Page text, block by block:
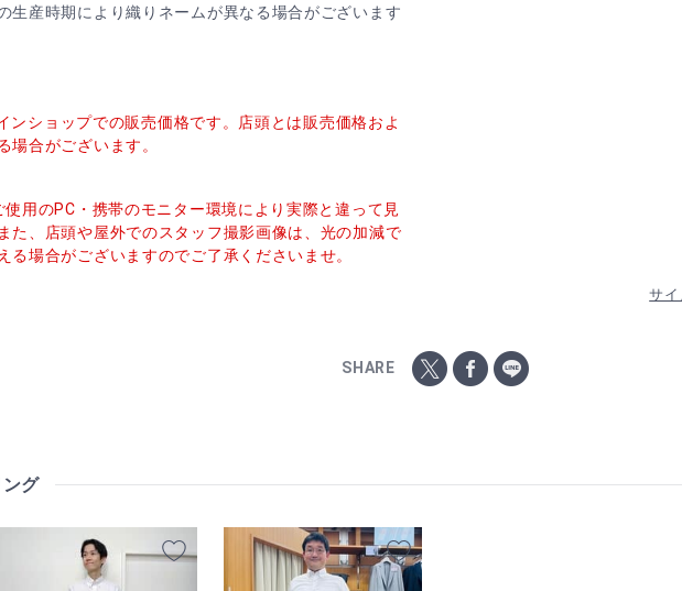
生産時期により織りネームが異なる場合がございます
ンショップでの販売価格です。店頭とは販売価格およ
場合がございます。
用のPC・携帯のモニター環境により実際と違って見
た、店頭や屋外でのスタッフ撮影画像は、光の加減で
る場合がございますのでご了承くださいませ。
サ
SHARE
グ